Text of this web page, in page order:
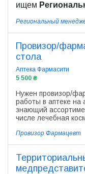
ищем
Региональный
Провизор/
стола
Аптека Фармасити
5 500 ₴
Нужен провизор/
работы в аптеке на
знающий
числе лечебная
Провизор Фармацевт